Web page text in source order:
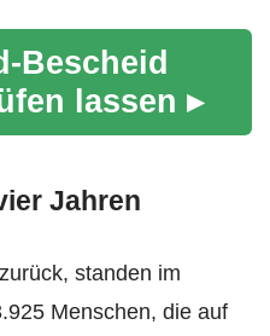
Bescheid
lassen ▸
Jahren
standen im
Menschen, die auf